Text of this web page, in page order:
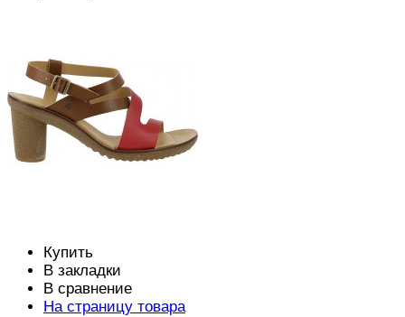
Купить
В закладки
В сравнение
На страницу товара